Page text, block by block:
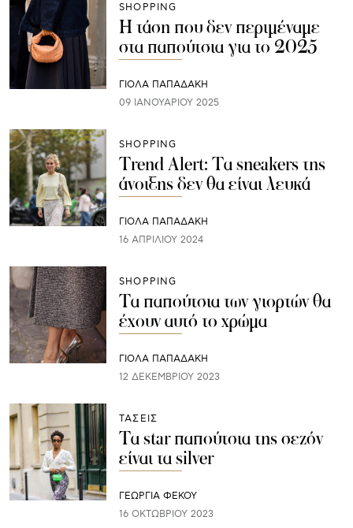
SHOPPING
Η τάση που δεν περιμέναμε
στα παπούτσια για το 2025
ΓΙΌΛΑ ΠΑΠΑΔΆΚΗ
09 ΙΑΝΟΥΑΡΊΟΥ 2025
SHOPPING
Τrend Alert: Τα sneakers της
άνοιξης δεν θα είναι λευκά
ΓΙΌΛΑ ΠΑΠΑΔΆΚΗ
16 ΑΠΡΙΛΊΟΥ 2024
SHOPPING
Tα παπούτσια των γιορτών θα
έχουν αυτό το χρώμα
ΓΙΌΛΑ ΠΑΠΑΔΆΚΗ
12 ΔΕΚΕΜΒΡΊΟΥ 2023
ΤΑΣΕΙΣ
Τα star παπούτσια της σεζόν
είναι τα silver
ΓΕΩΡΓΙΑ ΦΕΚΟΥ
16 ΟΚΤΩΒΡΊΟΥ 2023